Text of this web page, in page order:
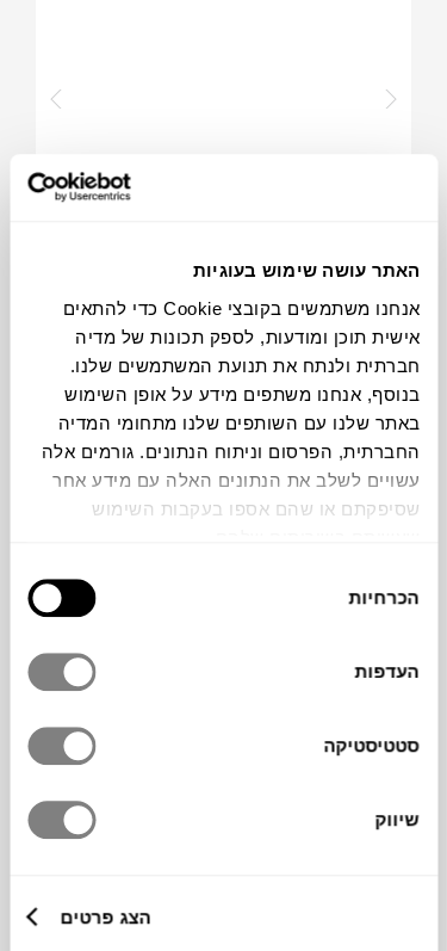
האתר עושה שימוש בעוגיות
אנחנו משתמשים בקובצי Cookie כדי להתאים
אישית תוכן ומודעות, לספק תכונות של מדיה
חברתית ולנתח את תנועת המשתמשים שלנו.
בנוסף, אנחנו משתפים מידע על אופן השימוש
באתר שלנו עם השותפים שלנו מתחומי המדיה
החברתית, הפרסום וניתוח הנתונים. גורמים אלה
עשויים לשלב את הנתונים האלה עם מידע אחר
שסיפקתם או שהם אספו בעקבות השימוש
הסכמה
הכרחיות
העדפות
סטטיסטיקה
שיווק
הצג פרטים
₪172
ONLINE
ONLY
מדף VIBES S
NOBODINOZ